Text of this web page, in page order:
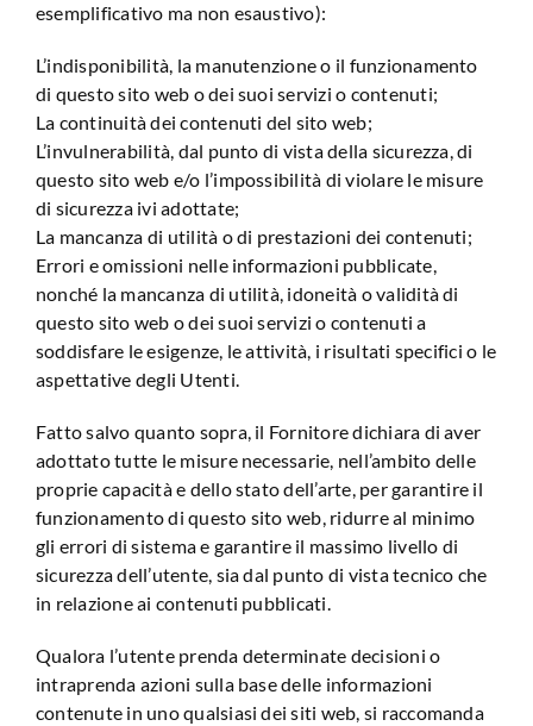
esemplificativo ma non esaustivo):
L’indisponibilità, la manutenzione o il funzionamento
di questo sito web o dei suoi servizi o contenuti;
La continuità dei contenuti del sito web;
L’invulnerabilità, dal punto di vista della sicurezza, di
questo sito web e/o l’impossibilità di violare le misure
di sicurezza ivi adottate;
La mancanza di utilità o di prestazioni dei contenuti;
Errori e omissioni nelle informazioni pubblicate,
nonché la mancanza di utilità, idoneità o validità di
questo sito web o dei suoi servizi o contenuti a
soddisfare le esigenze, le attività, i risultati specifici o le
aspettative degli Utenti.
Fatto salvo quanto sopra, il Fornitore dichiara di aver
adottato tutte le misure necessarie, nell’ambito delle
proprie capacità e dello stato dell’arte, per garantire il
funzionamento di questo sito web, ridurre al minimo
gli errori di sistema e garantire il massimo livello di
sicurezza dell’utente, sia dal punto di vista tecnico che
in relazione ai contenuti pubblicati.
Qualora l’utente prenda determinate decisioni o
intraprenda azioni sulla base delle informazioni
contenute in uno qualsiasi dei siti web, si raccomanda